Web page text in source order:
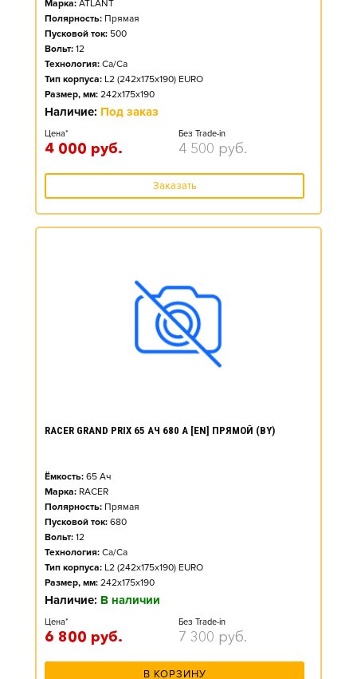
Марка: ATLANT
Полярность: Прямая
Пусковой ток: 500
Вольт: 12
Технология: Ca/Ca
Тип корпуса: L2 (242x175x190) EURO
Размер, мм: 242x175x190
Наличие: Под заказ
Цена*
4 000 руб.
Без Trade-in
4 500 руб.
Заказать
RACER GRAND PRIX 65 АЧ 680 А [EN] ПРЯМОЙ (BY)
Ёмкость: 65 Ач
Марка: RACER
Полярность: Прямая
Пусковой ток: 680
Вольт: 12
Технология: Ca/Ca
Тип корпуса: L2 (242x175x190) EURO
Размер, мм: 242x175x190
Наличие: В наличии
Цена*
6 800 руб.
Без Trade-in
7 300 руб.
В КОРЗИНУ